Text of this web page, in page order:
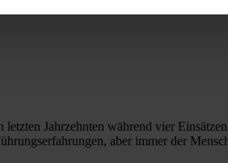
Jahrzehnten während vier
aber immer der